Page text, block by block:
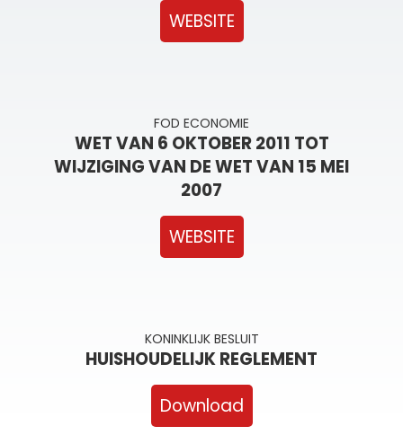
WEBSITE
FOD ECONOMIE
WET VAN 6 OKTOBER 2011 TOT
WIJZIGING VAN DE WET VAN 15 MEI
2007
WEBSITE
KONINKLIJK BESLUIT
HUISHOUDELIJK REGLEMENT
Download